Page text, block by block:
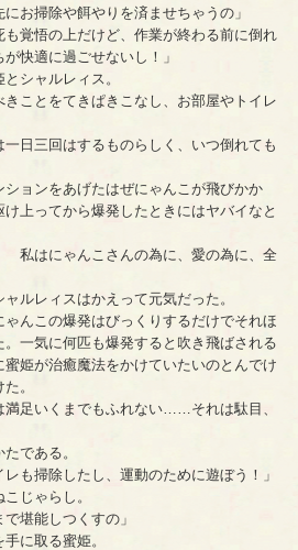
お掃除や餌やりを済ませちゃうの」
も覚悟の上だけど、作業が終わる前に倒れ
快適に過ごせないし！」
シャルレィス。
ことをてきぱきこなし、お部屋やトイレ
日三回はするものらしく、いつ倒れても
ョンをあげたはぜにゃんこが飛びかか
上ってから爆発したときにはヤバイなと
私はにゃんこさんの為に、愛の為に、全
ルレィスはかえって元気だった。
んこの爆発はびっくりするだけでそれほ
一気に何匹も爆発すると吹き飛ばされる
蜜姫が治癒魔法をかけていたいのとんでけ
。
満足いくまでもふれない……それは駄目、
である。
レも掃除したし、運動のために遊ぼう！」
じゃらし。
堪能しつくすの」
に取る蜜姫。